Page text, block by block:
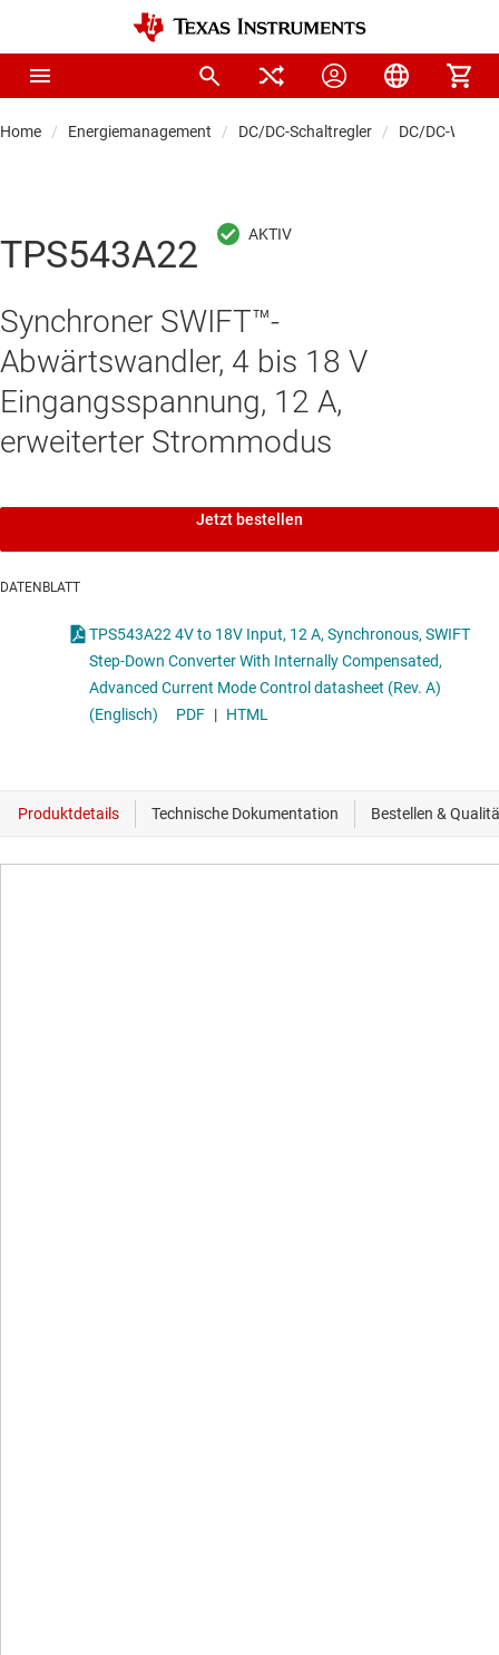
Home Energiemanagement DC/DC-Schaltregler DC/DC-
TPS543A22
Synchroner SWIFT™-
Abwärtswandler, 4 bis 18 V
Eingangsspannung, 12 A,
erweiterter Strommodus
Jetzt bestellen
DATENBLATT
TPS543A22 4V to 18V Input, 12 A, Synchronous, SWIFT
Step-Down Converter With Internally Compensated,
Advanced Current Mode Control datasheet (Rev. A)
(Englisch)
PDF | HTML